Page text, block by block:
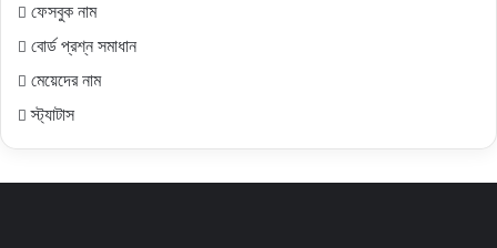
ফেসবুক নাম
বোর্ড প্রশ্ন সমাধান
মেয়েদের নাম
স্ট্যাটাস